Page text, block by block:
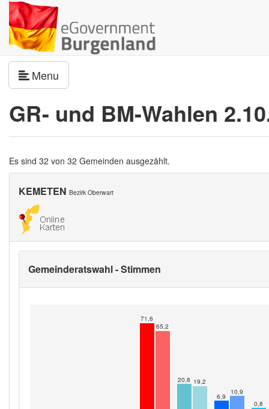
Menu
GR- und BM-Wahlen
Es sind 32 von 32 Gemeinden ausgezählt.
KEMETEN Bezirk Oberwart
Gemeinderatswahl - Stimmen
71,6
65,2
20,8 19,2
6,9
10,9
0,8